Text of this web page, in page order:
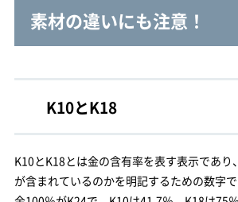
素材の違いにも注意！
K10とK18
K10とK18とは金の含有率を表す表示であり
が含まれているのかを明記するための数字